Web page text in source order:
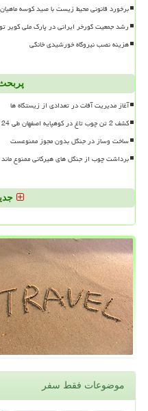
برخورد قانونی محیط زیست با صید کوسه
رشد جمعیت گورخر ایرانی در پارک ملی کویر تولد 5 کره جدید در
هزینه نصب نیروگاه خورشیدی خانگی
آغاز مدیریت آفات در تعدادی از زیستگاه ها
کشف 2 تن چوب تاغ در کوهپایه اصفهان طی 24 ساعت اخیر 8 نفر دستگیر شدند
ساخت وساز در جنگل بدون مجوز ممنوعست
برداشت چوب از جنگل های هیرکانی ممنوع ماند
موضوعات فقط سفر